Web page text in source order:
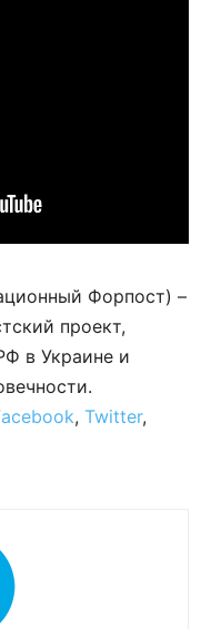
Форпост) –
проект,
в Украине и
, Twitter,